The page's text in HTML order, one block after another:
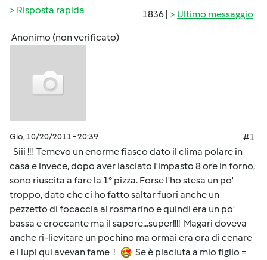
1836 | Ultimo messaggio
Risposta rapida
Anonimo (non verificato)
Gio, 10/20/2011 - 20:39
#1
Siii !!! Temevo un enorme fiasco dato il clima polare in
casa e invece, dopo aver lasciato l'impasto 8 ore in forno,
sono riuscita a fare la 1° pizza. Forse l'ho stesa un po'
troppo, dato che ci ho fatto saltar fuori anche un
pezzetto di focaccia al rosmarino e quindi era un po'
bassa e croccante ma il sapore...super!!!! Magari doveva
anche ri-lievitare un pochino ma ormai era ora di cenare
e i lupi qui avevan fame !
Se è piaciuta a mio figlio =